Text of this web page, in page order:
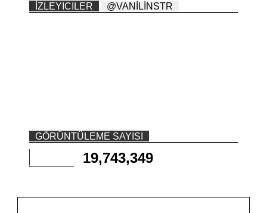
İZLEYICILER @VANİLİNSTR
GÖRÜNTÜLEME SAYISI
19,743,349